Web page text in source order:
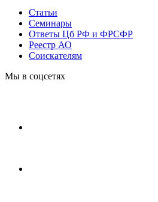
Статьи
Cеминары
Ответы Цб РФ и ФРСФР
Реестр АО
Соискателям
Мы в соцсетях